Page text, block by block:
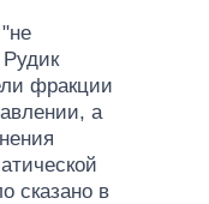
фракции
а
сказано в